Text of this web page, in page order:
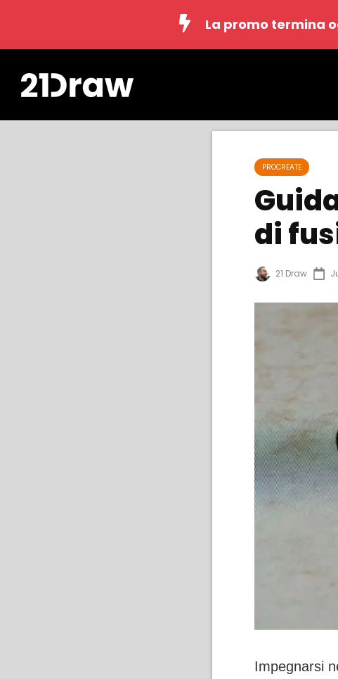
La promo termina
PROCREATE
di
21 Draw
Impegnarsi